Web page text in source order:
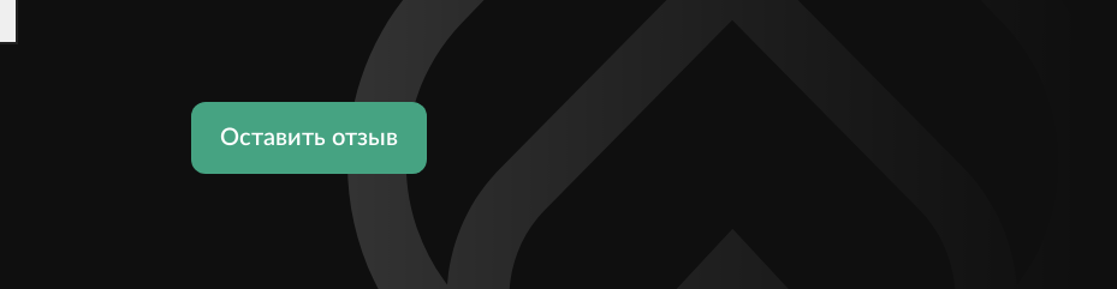
Оставить отзыв